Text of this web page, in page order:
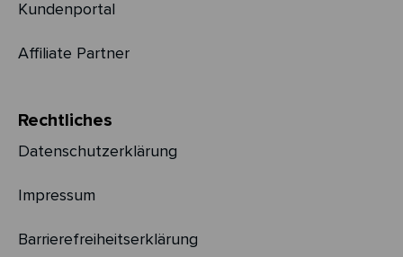
Kundenportal
Affiliate Partner
Rechtliches
Datenschutzerklärung
Impressum
Barrierefreiheitserklärung